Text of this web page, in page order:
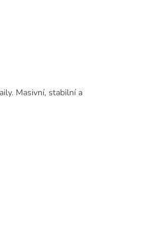
Masivní, stabilní a